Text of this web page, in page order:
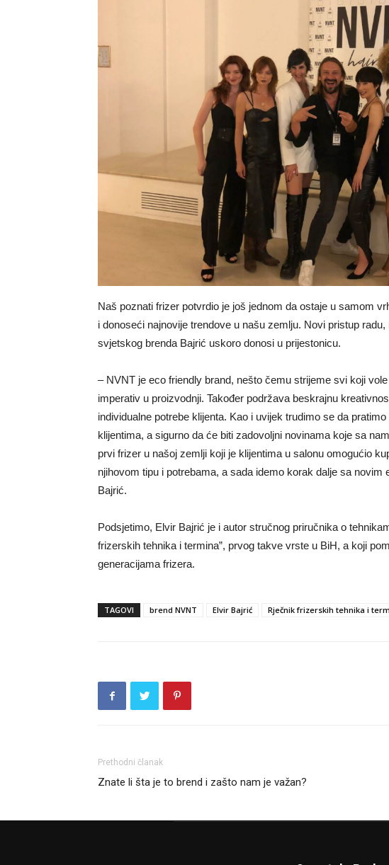
Naš poznati frizer potvrdio je još jednom da ostaje u samom
i donoseći najnovije trendove u našu zemlju. Novi pristup
svjetskog brenda Bajrić uskoro donosi u prijestonicu.
– NVNT je eco friendly brand, nešto čemu strijeme svi koji
imperativ u proizvodnji. Također podržava beskrajnu
individualne potrebe klijenta. Kao i uvijek trudimo se da
klijentima, a sigurno da će biti zadovoljni novinama koje sa
prvi frizer u našoj zemlji koji je klijentima u salonu omogućio
njihovom tipu i potrebama, a sada idemo korak dalje sa
Bajrić.
Podsjetimo, Elvir Bajrić je i autor stručnog priručnika o
frizerskih tehnika i termina”, prvog takve vrste u BiH, a koji
generacijama frizera.
TAGOVI brend NVNT Elvir Bajrić Rječnik frizerskih tehnika i
Prethodni članak
Znate li šta je to brend i zašto nam je važan?